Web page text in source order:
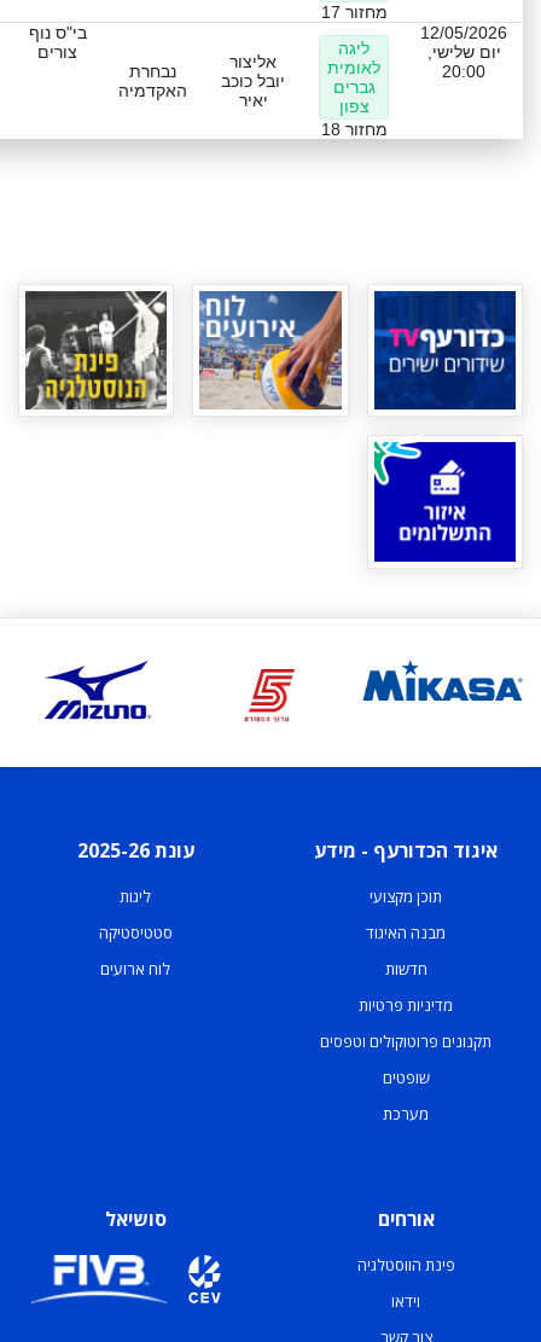
מחזור 17
12/05/2026
יום שלישי,
20:00
ליגה
לאומית
גברים
צפון
מחזור 18
אליצור
יובל כוכב
יאיר
נבחרת
האקדמיה
בי"ס נוף
צורים
איגוד הכדורעף - מידע
תוכן מקצועי
מבנה האיגוד
חדשות
מדיניות פרטיות
תקנונים פרוטוקולים וטפסים
שופטים
מערכת
עונת 2025-26
ליגות
סטטיסטיקה
לוח ארועים
אורחים
פינת הווסטלגיה
וידאו
צור קשר
סושיאל